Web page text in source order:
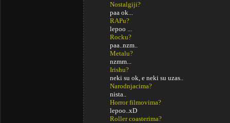
Nostalgiji?
paa ok...
RAPu?
lepoo ...
Rocku?
paa..nzm..
Metalu?
nzmm...
Irishu?
neki su ok, e neki su uzas..
Narodnjacima?
nista..
Horror filmovima?
lepoo..xD
Roller coasterima?